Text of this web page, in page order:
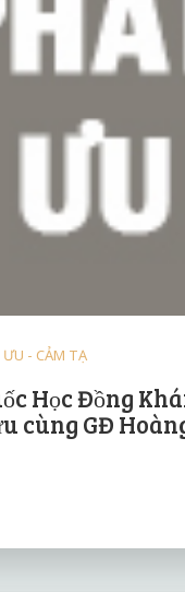
ƯU - CẢM TẠ
Học Đồng
cùng GĐ